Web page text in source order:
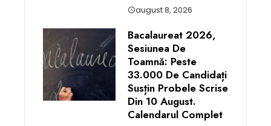
august 8, 2026
Bacalaureat 2026,
Sesiunea De
Toamnă: Peste
33.000 De Candidați
Susțin Probele Scrise
Din 10 August.
Calendarul Complet